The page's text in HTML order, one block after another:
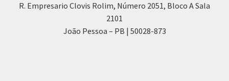
R. Empresario Clovis Rolim, Número 2051, Bloco A Sala
2101
João Pessoa – PB | 50028-873